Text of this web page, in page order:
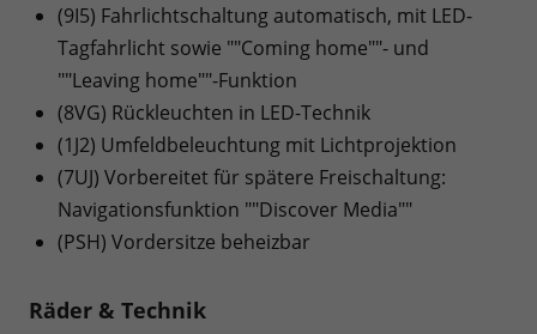
(9I5) Fahrlichtschaltung automatisch, mit LED-
Tagfahrlicht sowie ""Coming home""- und
""Leaving home""-Funktion
(8VG) Rückleuchten in LED-Technik
(1J2) Umfeldbeleuchtung mit Lichtprojektion
(7UJ) Vorbereitet für spätere Freischaltung:
Navigationsfunktion ""Discover Media""
(PSH) Vordersitze beheizbar
Räder & Technik